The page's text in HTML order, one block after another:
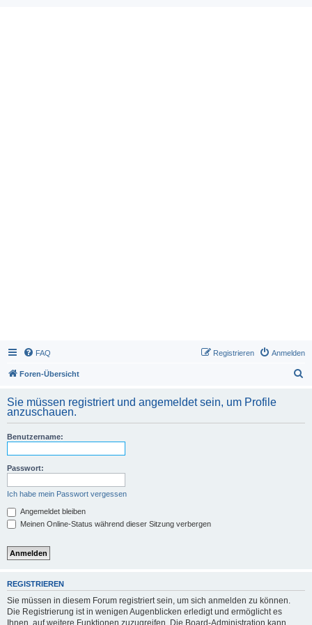
FAQ Anmelden
Registrieren
Foren-Übersicht
h
Sie müssen registriert und angemeldet sein, um Profile
anzuschauen.
Benutzername:
Passwort:
Ich habe mein Passwort vergessen
Angemeldet bleiben
Meinen Online-Status während dieser Sitzung verbergen
REGISTRIEREN
Sie müssen in diesem Forum registriert sein, um sich anmelden zu können.
Die Registrierung ist in wenigen Augenblicken erledigt und ermöglicht es
Ihnen, auf weitere Funktionen zuzugreifen. Die Board-Administration kann